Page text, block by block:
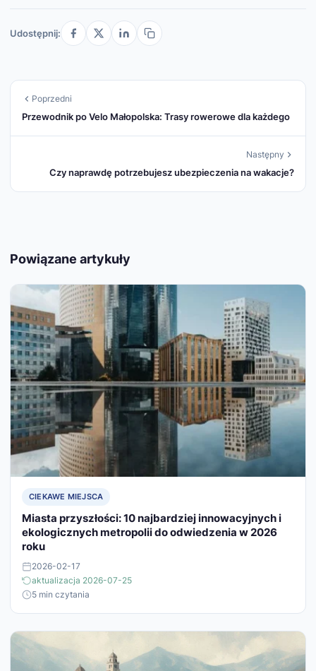
Udostępnij:
Poprzedni
Przewodnik po Velo Małopolska: Trasy rowerowe dla każdego
Następny
Czy naprawdę potrzebujesz ubezpieczenia na wakacje?
Powiązane artykuły
CIEKAWE MIEJSCA
Miasta przyszłości: 10 najbardziej innowacyjnych i
ekologicznych metropolii do odwiedzenia w 2026
roku
2026-02-17
aktualizacja 2026-07-25
5 min czytania